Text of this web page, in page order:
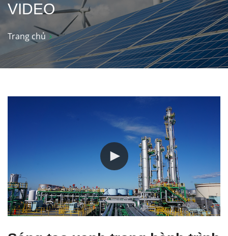
VIDEO
Trang chủ